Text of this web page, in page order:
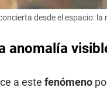
desde el espacio:
anomalía
a este fenómeno